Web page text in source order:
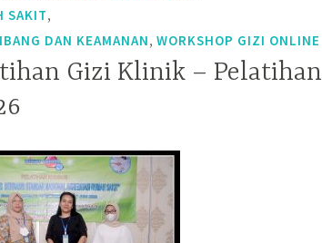
SAKIT,
DAN KEAMANAN, WORKSHOP GIZI ONLINE
Gizi Klinik – Pelatihan